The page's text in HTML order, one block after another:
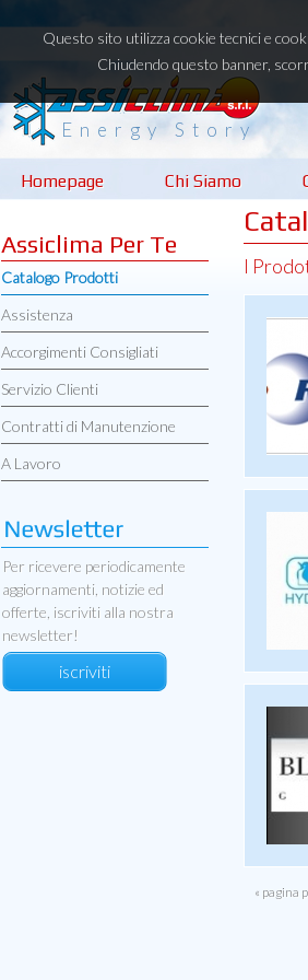
Questo sito utilizza cookie tecnici e
Chiudendo questo banner,
Energy Story
Homepage Chi Siamo
I
« pagina
Assiclima Per Te
Catalogo Prodotti
Assistenza
Accorgimenti Consigliati
Servizio Clienti
Contratti di Manutenzione
A Lavoro
Per ricevere periodicamente
aggiornamenti, notizie ed
offerte, iscriviti alla nostra
newsletter!
iscriviti